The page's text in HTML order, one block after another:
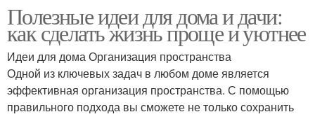
Полезные идеи для дома и дачи:
как сделать жизнь проще и уютнее
Идеи для дома Организация пространства
Одной из ключевых задач в любом доме является
эффективная организация пространства. С помощью
правильного подхода вы сможете не только сохранить